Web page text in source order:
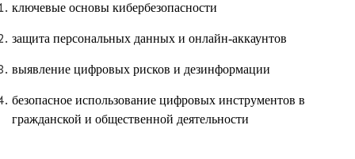
ключевые основы кибербезопасности
защита персональных данных и онлайн-аккаунтов
выявление цифровых рисков и дезинформации
безопасное использование цифровых инструментов в
гражданской и общественной деятельности